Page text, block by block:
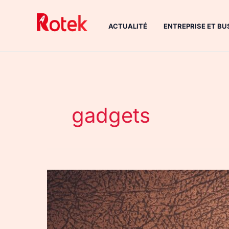
ACTUALITÉ ENTREPRISE ET
gadgets
Santé
mentale
:
6